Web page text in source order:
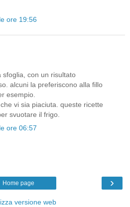
ore 19:56
sfoglia, con un risultato
alcuni la preferiscono alla fillo
esempio.
vi sia piaciuta. queste ricette
svuotare il frigo.
ore 06:57
›
Home page
versione web